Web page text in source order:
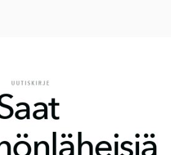
UUTISKIRJE